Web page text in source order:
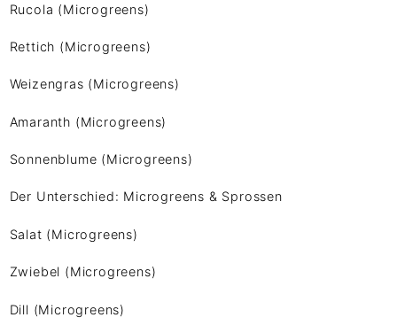
Rucola (Microgreens)
Rettich (Microgreens)
Weizengras (Microgreens)
Amaranth (Microgreens)
Sonnenblume (Microgreens)
Der Unterschied: Microgreens & Sprossen
Salat (Microgreens)
Zwiebel (Microgreens)
Dill (Microgreens)